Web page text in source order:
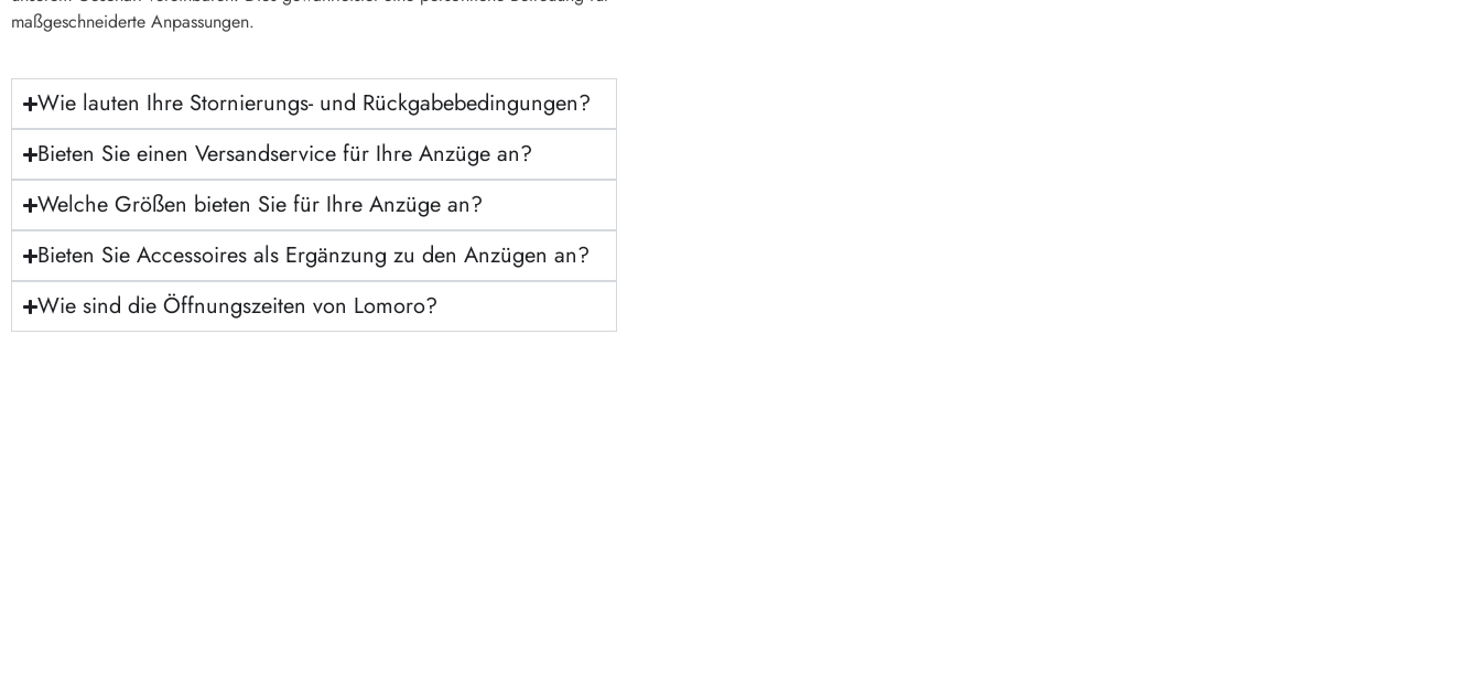
maßgeschneiderte Anpassungen.
Wie lauten Ihre Stornierungs- und Rückgabebedingungen?
Bieten Sie einen Versandservice für Ihre Anzüge an?
Welche Größen bieten Sie für Ihre Anzüge an?
Bieten Sie Accessoires als Ergänzung zu den Anzügen an?
Wie sind die Öffnungszeiten von Lomoro?